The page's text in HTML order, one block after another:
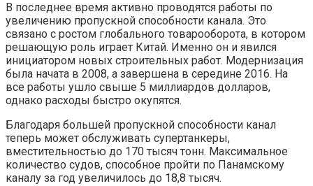
В последнее время активно проводятся работы по
увеличению пропускной способности канала. Это
связано с ростом глобального товарооборота, в котором
решающую роль играет Китай. Именно он и явился
инициатором новых строительных работ. Модернизация
была начата в 2008, а завершена в середине 2016. На
все работы ушло свыше 5 миллиардов долларов,
однако расходы быстро окупятся.
Благодаря большей пропускной способности канал
теперь может обслуживать супертанкеры,
вместительностью до 170 тысяч тонн. Максимальное
количество судов, способное пройти по Панамскому
каналу за год увеличилось до 18,8 тысяч.